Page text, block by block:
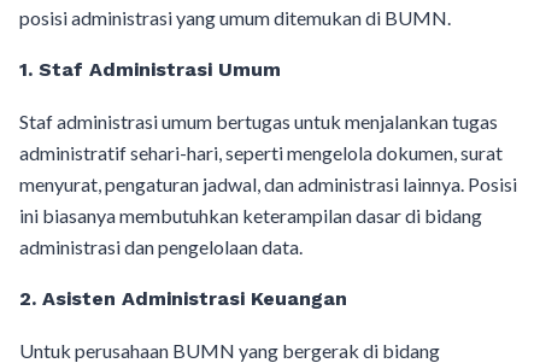
posisi administrasi yang umum ditemukan di BUMN.
1. Staf Administrasi Umum
Staf administrasi umum bertugas untuk menjalankan tugas
administratif sehari-hari, seperti mengelola dokumen, surat
menyurat, pengaturan jadwal, dan administrasi lainnya. Posisi
ini biasanya membutuhkan keterampilan dasar di bidang
administrasi dan pengelolaan data.
2. Asisten Administrasi Keuangan
Untuk perusahaan BUMN yang bergerak di bidang